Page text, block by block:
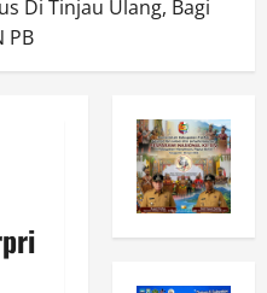
Di Tinjau Ulang, Bagi
PB